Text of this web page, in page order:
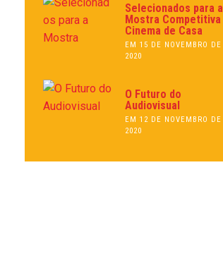
Selecionados para a
Mostra Competitiva
Cinema de Casa
EM 15 DE NOVEMBRO DE
2020
O Futuro do
Audiovisual
EM 12 DE NOVEMBRO DE
2020